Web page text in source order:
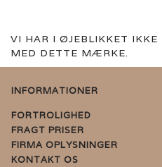
VI HAR I ØJEBLIKKET IKKE
MED DETTE MÆRKE.
INFORMATIONER
FORTROLIGHED
FRAGT PRISER
FIRMA OPLYSNINGER
KONTAKT OS